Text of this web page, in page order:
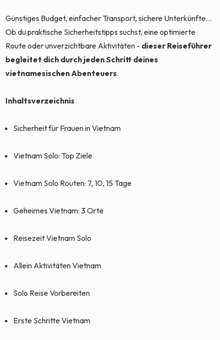
Günstiges Budget, einfacher Transport, sichere Unterkünfte...
Ob du praktische Sicherheitstipps suchst, eine optimierte
Route oder unverzichtbare Aktivitäten - dieser Reiseführer
begleitet dich durch jeden Schritt deines
vietnamesischen Abenteuers.
Inhaltsverzeichnis
Sicherheit für Frauen in Vietnam
Vietnam Solo: Top Ziele
Vietnam Solo Routen: 7, 10, 15 Tage
Geheimes Vietnam: 3 Orte
Reisezeit Vietnam Solo
Allein Aktivitäten Vietnam
Solo Reise Vorbereiten
Erste Schritte Vietnam